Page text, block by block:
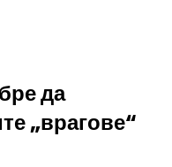
да
„врагове“